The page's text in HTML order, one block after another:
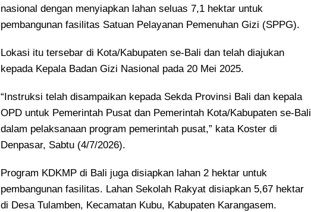
nasional dengan menyiapkan lahan seluas 7,1 hektar untuk
pembangunan fasilitas Satuan Pelayanan Pemenuhan Gizi (SPPG).
Lokasi itu tersebar di Kota/Kabupaten se-Bali dan telah diajukan
kepada Kepala Badan Gizi Nasional pada 20 Mei 2025.
“Instruksi telah disampaikan kepada Sekda Provinsi Bali dan kepala
OPD untuk Pemerintah Pusat dan Pemerintah Kota/Kabupaten se-Bali
dalam pelaksanaan program pemerintah pusat,” kata Koster di
Denpasar, Sabtu (4/7/2026).
Program KDKMP di Bali juga disiapkan lahan 2 hektar untuk
pembangunan fasilitas. Lahan Sekolah Rakyat disiapkan 5,67 hektar
di Desa Tulamben, Kecamatan Kubu, Kabupaten Karangasem.